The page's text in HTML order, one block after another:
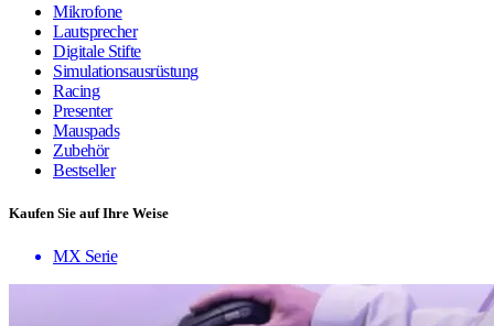
Mikrofone
Lautsprecher
Digitale Stifte
Simulationsausrüstung
Racing
Presenter
Mauspads
Zubehör
Bestseller
Kaufen Sie auf Ihre Weise
MX Serie